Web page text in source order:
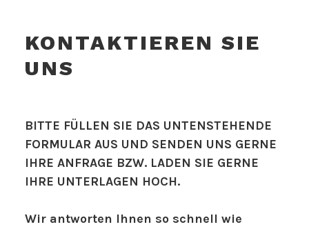
KONTAKTIEREN SIE
UNS
BITTE FÜLLEN SIE DAS UNTENSTEHENDE
FORMULAR AUS UND SENDEN UNS GERNE
IHRE ANFRAGE BZW. LADEN SIE GERNE
IHRE UNTERLAGEN HOCH.
Wir antworten Ihnen so schnell wie